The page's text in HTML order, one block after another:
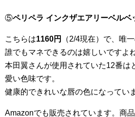
⑤ペリペラ インクザエアリーベルベ
こちらは1160円
（2/4現在）で、唯
誰でもマネできるのは嬉しいですよね
本田翼さんが使用されていた12番は
愛い色味です。
健康的できれいな唇の色になってい
Amazonでも販売されています。商